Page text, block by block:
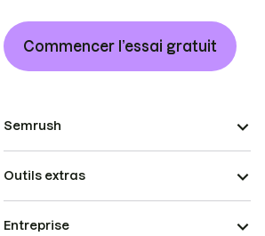
Commencer l’essai gratuit
Semrush
Outils extras
Entreprise